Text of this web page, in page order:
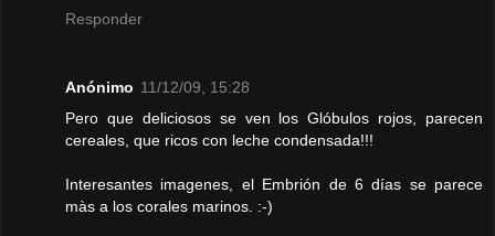
Responder
Anónimo 11/12/09, 15:28
Pero que deliciosos se ven los Glóbulos rojos, parecen
cereales, que ricos con leche condensada!!!
Interesantes imagenes, el Embrión de 6 días se parece
màs a los corales marinos. :-)